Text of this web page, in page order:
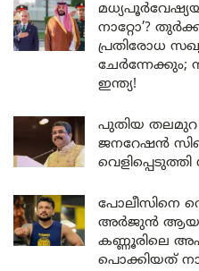
നാറ്റോ’?
പ്രതിരോധ
ചേർന്നേക്കും;
ഇന്ത്യ!
പുതിയ
ജനറേഷൻ സിയെ
വെളിപ്പെടുത്തി
പോലീസിനെ
അർജുൻ
കണ്ണൂരിലെ
പൊക്കിയത്